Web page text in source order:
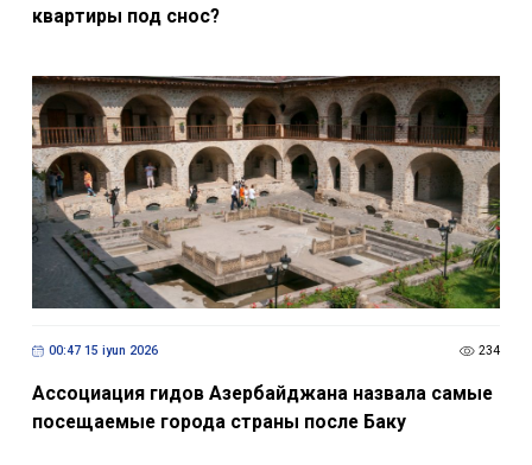
квартиры под снос?
00:47 15 iyun 2026 234
Ассоциация гидов Азербайджана назвала самые
посещаемые города страны после Баку